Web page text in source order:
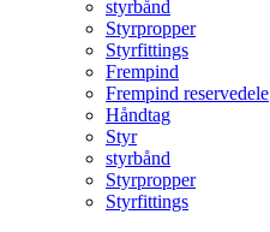
styrbånd
Styrpropper
Styrfittings
Frempind
Frempind reservedele
Håndtag
Styr
styrbånd
Styrpropper
Styrfittings